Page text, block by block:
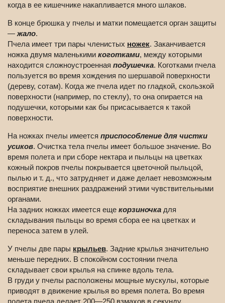
когда в ее кишечнике накапливается много шлаков.
В конце брюшка у пчелы и матки помещается орган защиты
— жало.
Пчела имеет три пары членистых ножек. Заканчивается
ножка двумя маленькими коготками, между которыми
находится сложноустроенная подушечка. Коготками пчела
пользуется во время хождения по шершавой поверхности
(дереву, сотам). Когда же пчела идет по гладкой, скользкой
поверхности (например, по стеклу), то она опирается на
подушечки, которыми как бы присасывается к такой
поверхности.
На ножках пчелы имеется приспособление для чистки
усиков. Очистка тела пчелы имеет большое значение. Во
время полета и при сборе нектара и пыльцы на цветках
кожный покров пчелы покрывается цветочной пыльцой,
пылью и т. д., что затрудняет и даже делает невозможным
восприятие внешних раздражений этими чувствительными
органами.
На задних ножках имеется еще корзиночка для
складывания пыльцы во время сбора ее на цветках и
переноса затем в улей.
У пчелы две пары крыльев. Задние крылья значительно
меньше передних. В спокойном состоянии пчела
складывает свои крылья на спинке вдоль тела.
В груди у пчелы расположены мощные мускулы, которые
приводят в движение крылья во время полета. Во время